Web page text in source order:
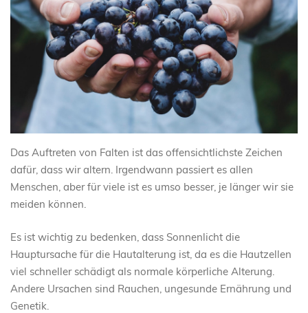
Das Auftreten von Falten ist das offensichtlichste Zeichen
dafür, dass wir altern. Irgendwann passiert es allen
Menschen, aber für viele ist es umso besser, je länger wir sie
meiden können.
Es ist wichtig zu bedenken, dass Sonnenlicht die
Hauptursache für die Hautalterung ist, da es die Hautzellen
viel schneller schädigt als normale körperliche Alterung.
Andere Ursachen sind Rauchen, ungesunde Ernährung und
Genetik.